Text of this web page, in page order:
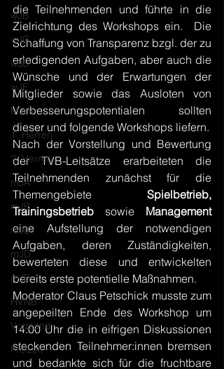
wJB
wJC
wJD
wJE
Minis
1. Herren
2. Herren
mJA
mJB
mJC
mJD
mJE
HVNB
Vorstand
Freizeit
die Teilnehmenden und führte in die
Zielrichtung des Workshops ein.  Die
Schaffung von Transparenz bzgl. der zu
erledigenden Aufgaben, aber auch die
Wünsche und der Erwartungen der
Mitglieder sowie das Ausloten von
Verbesserungspotentialen sollten
dieser und folgende Workshops liefern.
Nach der Vorstellung und Bewertung
der TVB-Leitsätze erarbeiteten die
Teilnehmenden zunächst für die
Themengebiete Spielbetrieb,
Trainingsbetrieb sowie
Management
eine Aufstellung der notwendigen
Aufgaben, deren Zuständigkeiten,
bewerteten diese und entwickelten
bereits erste potentielle Maßnahmen.
Moderator Claus Petschick musste zum
angepeilten Ende des Workshop um
14:00 Uhr die in eifrigen Diskussionen
steckenden Teilnehmer:innen bremsen
und bedankte sich für die fruchtbare